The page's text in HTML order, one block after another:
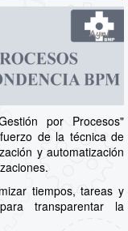
por Procesos"
de la técnica de
y automatización
tiempos, tareas y
transparentar la